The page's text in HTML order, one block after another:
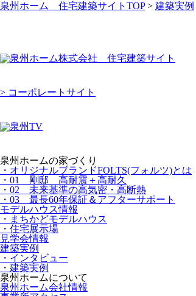
泉州ホーム 住宅建築サイトTOP> 建築実例
> コーポレートサイト
泉州ホームの家づくり
・オリジナルブランドFOLTS(フォルツ)とは
・01 剛邸 高耐震＋高耐久
・02 未来基準の高気密・高断熱
・03 最長60年保証＆アフターサポート
モデルハウス情報
・まちかどモデルハウス
・住宅展示場
見学会情報
建築実例
・インタビュー
・建築実例
泉州ホームについて
泉州ホーム会社情報